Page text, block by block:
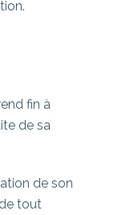
fin à
de sa
de son
tout